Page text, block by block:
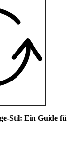
Stil: Ein Guide